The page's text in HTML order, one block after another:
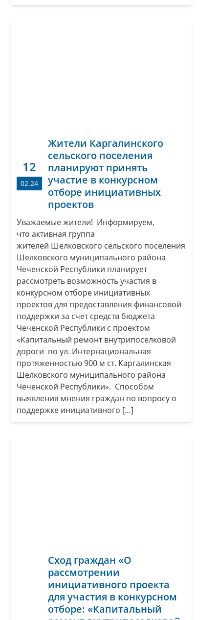
12
02.24
Жители Каргалинского
сельского поселения
планируют принять
участие в конкурсном
отборе инициативных
проектов
Уважаемые жители! Информируем,
что активная группа
жителей Шелковского сельского поселения
Шелковского муниципального района
Чеченской Республики планирует
рассмотреть возможность участия в
конкурсном отборе инициативных
проектов для предоставления финансовой
поддержки за счет средств бюджета
Чеченской Республики с проектом
«Капитальный ремонт внутрипоселковой
дороги по ул. Интернациональная
протяженностью 900 м ст. Каргалинская
Шелковского муниципального района
Чеченской Республики». Способом
выявления мнения граждан по вопросу о
поддержке инициативного […]
Сход граждан «О
рассмотрении
инициативного проекта
для участия в конкурсном
отборе: «Капитальный